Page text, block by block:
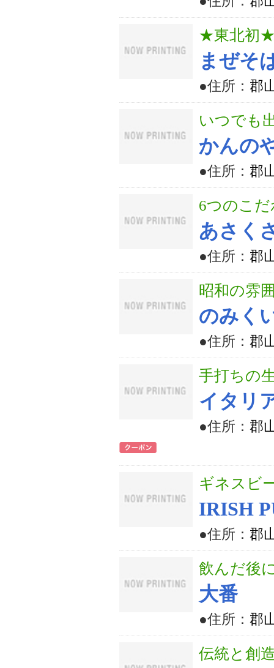
★東北初★
まぜそ
●住所： 郡
いつでも
かんの
●住所： 郡
6つのこ
あさく
●住所： 郡
昭和の雰
のみく
●住所： 郡
手打ちの
イタリ
●住所： 郡
ギネスビ
IRISH
●住所： 郡
飲んだ後
大番
●住所： 郡
伝統と創